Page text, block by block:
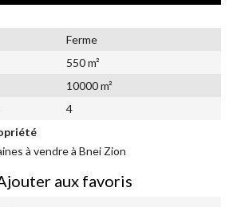
Ferme
550 m²
10000 m²
4
à vendre à Bnei Zion
aux favoris